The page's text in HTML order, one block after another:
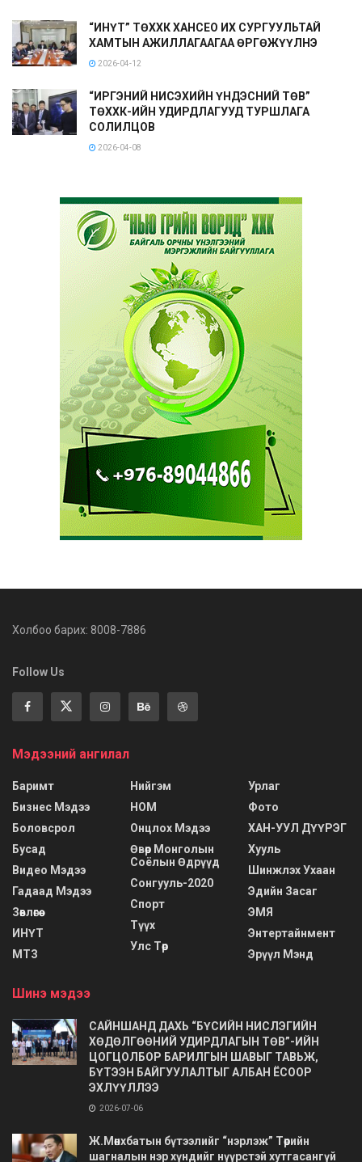
“ИНҮТ” ТӨХХК ХАНСЕО ИХ СУРГУУЛЬТАЙ
ХАМТЫН АЖИЛЛАГААГАА ӨРГӨЖҮҮЛНЭ
2026-04-12
“ИРГЭНИЙ НИСЭХИЙН ҮНДЭСНИЙ ТӨВ”
ТӨХХК-ИЙН УДИРДЛАГУУД ТУРШЛАГА
СОЛИЛЦОВ
2026-04-08
Холбоо барих: 8008-7886
Follow Us
Мэдээний ангилал
Баримт
Бизнес Мэдээ
Боловсрол
Бусад
Видео Мэдээ
Гадаад Мэдээ
Зөвлөгөө
ИНҮТ
МТЗ
Нийгэм
НОМ
Онцлох Мэдээ
Өвөр Монголын
Соёлын Өдрүүд
Сонгууль-2020
Спорт
Түүх
Улс Төр
Урлаг
Фото
ХАН-УУЛ ДҮҮРЭГ
Хууль
Шинжлэх Ухаан
Эдийн Засаг
ЭМЯ
Энтертайнмент
Эрүүл Мэнд
Шинэ мэдээ
САЙНШАНД ДАХЬ “БҮСИЙН НИСЛЭГИЙН
ХӨДӨЛГӨӨНИЙ УДИРДЛАГЫН ТӨВ”-ИЙН
ЦОГЦОЛБОР БАРИЛГЫН ШАВЫГ ТАВЬЖ,
БҮТЭЭН БАЙГУУЛАЛТЫГ АЛБАН ЁСООР
ЭХЛҮҮЛЛЭЭ
2026-07-06
Ж.Мөнхбатын бүтээлийг “нэрлэж” Төрийн
шагналын нэр хүндийг нүүрстэй хутгасангүй